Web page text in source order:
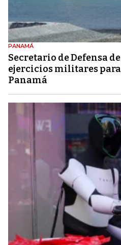
PANAMÁ
Secretario de Defensa
ejercicios militares
Panamá